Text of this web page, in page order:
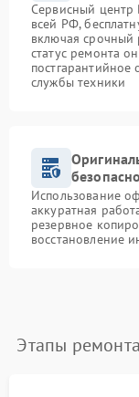
Сервисный центр
всей РФ,
включая срочный
статус ремонта
службы техники
Использование
аккуратная
резервное
восстановление
Этапы